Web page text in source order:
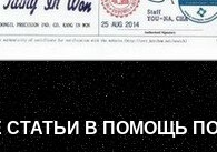
СТАТЬИ В ПОМОЩЬ